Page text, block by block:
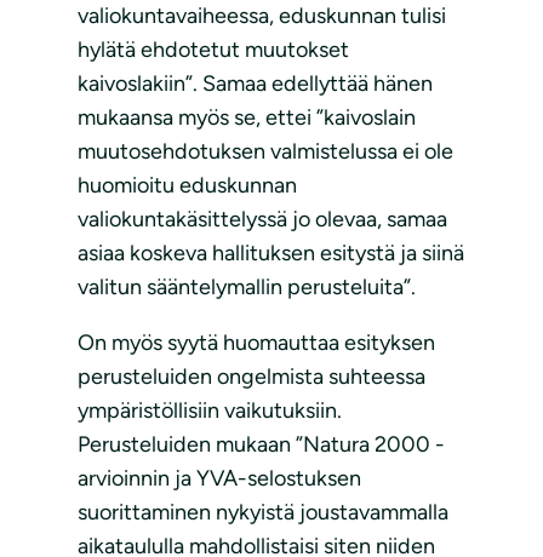
valiokuntavaiheessa, eduskunnan tulisi
hylätä ehdotetut muutokset
kaivoslakiin”. Samaa edellyttää hänen
mukaansa myös se, ettei ”kaivoslain
muutosehdotuksen valmistelussa ei ole
huomioitu eduskunnan
valiokuntakäsittelyssä jo olevaa, samaa
asiaa koskeva hallituksen esitystä ja siinä
valitun sääntelymallin perusteluita”.
On myös syytä huomauttaa esityksen
perusteluiden ongelmista suhteessa
ympäristöllisiin vaikutuksiin.
Perusteluiden mukaan ”Natura 2000 -
arvioinnin ja YVA-selostuksen
suorittaminen nykyistä joustavammalla
aikataululla mahdollistaisi siten niiden